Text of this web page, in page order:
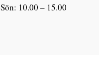
10.00 – 15.00